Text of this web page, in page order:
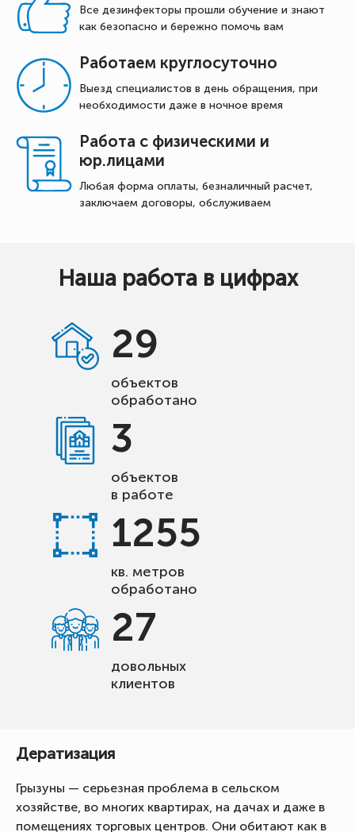
Все дезинфекторы прошли обучение и знают
как безопасно и бережно помочь вам
Работаем круглосуточно
Выезд специалистов в день обращения, при
необходимости даже в ночное время
Работа с физическими и
юр.лицами
Любая форма оплаты, безналичный расчет,
заключаем договоры, обслуживаем
Наша работа в цифрах
29
объектов
обработано
3
объектов
в работе
1255
кв. метров
обработано
27
довольных
клиентов
Дератизация
Грызуны — серьезная проблема в сельском
хозяйстве, во многих квартирах, на дачах и даже в
помещениях торговых центров. Они обитают как в